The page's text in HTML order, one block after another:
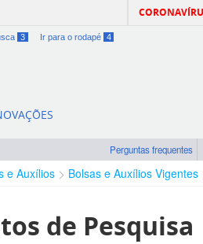
3 Ir para o rodapé 4
Perguntas frequentes
e Auxílios Bolsas e Auxílios Vigentes
de Pesquisa